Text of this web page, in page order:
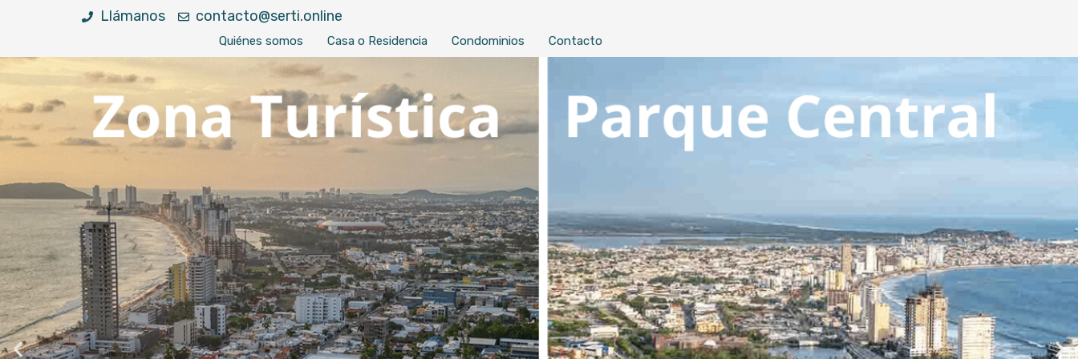
Llámanos contacto@serti.online
Quiénes somos Casa o Residencia Condominios Contacto